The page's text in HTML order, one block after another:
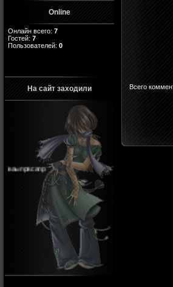
Online
Онлайн всего: 7
Гостей: 7
Пользователей: 0
На сайт заходили
ваыпрвсапр
Всего